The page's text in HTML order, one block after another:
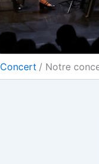
Concert Notre